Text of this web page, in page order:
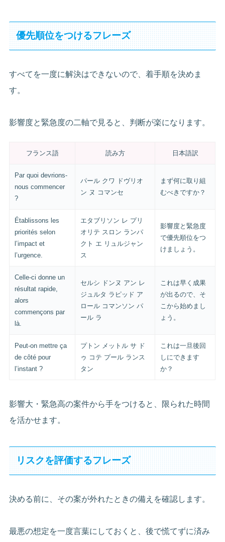
優先順位をつけるフレーズ
すべてを一度に解決はできないので、着手順を決めま
す。
影響度と緊急度の二軸で見ると、判断が楽になります。
フランス語 読み方 日本語訳
Par quoi devrions-
nous commencer
?
パール クワ ドヴリオ
ン ヌ コマンセ
まず何に取り組
むべきですか？
Établissons les
priorités selon
l’impact et
l’urgence.
エタブリソン レ プリ
オリテ スロン ランパ
クト エ リュルジャン
ス
影響度と緊急度
で優先順位をつ
けましょう。
Celle-ci donne un
résultat rapide,
alors
commençons par
là.
セルシ ドンヌ アン レ
ジュルタ ラピッド ア
ロール コマンソン パ
ール ラ
これは早く成果
が出るので、そ
こから始めまし
ょう。
Peut-on mettre ça
de côté pour
l’instant ?
プトン メットル サ ド
ゥ コテ プール ランス
タン
これは一旦後回
しにできます
か？
影響大・緊急高の案件から手をつけると、限られた時間
を活かせます。
リスクを評価するフレーズ
決める前に、その案が外れたときの備えを確認します。
最悪の想定を一度言葉にしておくと、後で慌てずに済み